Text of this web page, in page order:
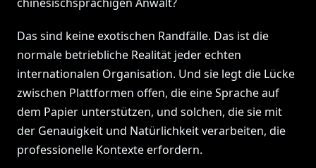
Das sind keine exotischen Randfälle. Das ist die
normale betriebliche Realität jeder echten
internationalen Organisation. Und sie legt die Lücke
zwischen Plattformen offen, die eine Sprache auf
dem Papier unterstützen, und solchen, die sie mit
der Genauigkeit und Natürlichkeit verarbeiten, die
professionelle Kontexte erfordern.